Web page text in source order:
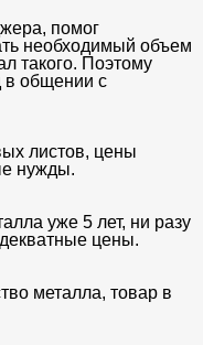
помог
необходимый объем
такого. Поэтому
в общении с
листов, цены
нужды.
уже 5 лет, ни разу
цены.
металла, товар в